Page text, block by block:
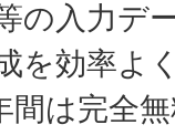
の入力デ
を効率よ
間は完全